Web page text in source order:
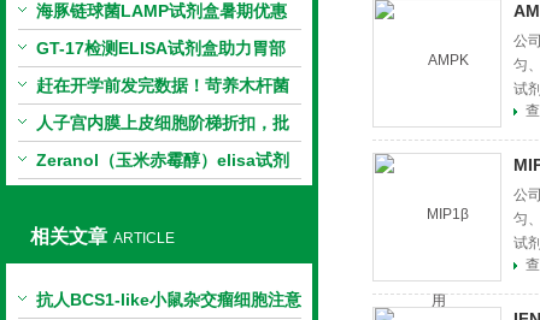
海豚链球菌LAMP试剂盒暑期优惠
GT-17检测ELISA试剂盒助力胃部
相关指标样本定量研究
赶在开学前发完数据！苛养木杆菌
PCR检测试剂盒暑假优惠开启
人子宫内膜上皮细胞阶梯折扣，批
量更划算
Zeranol（玉米赤霉醇）elisa试剂
相关文章 ARTICLE
抗人BCS1-like小鼠杂交瘤细胞注意
公
匀
试
公
匀
试